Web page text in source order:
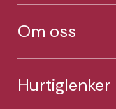
Om oss
Hurtiglenker